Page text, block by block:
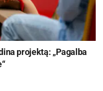
projektą: „Pagalba